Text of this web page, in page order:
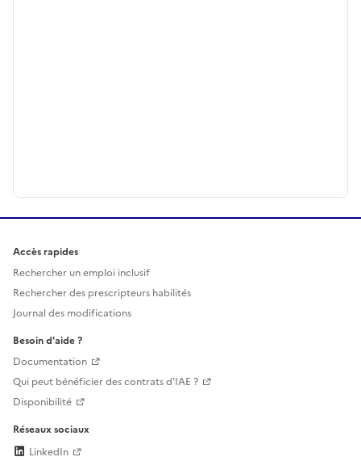
Accès rapides
Rechercher un emploi inclusif
Rechercher des prescripteurs habilités
Journal des modifications
Besoin d'aide ?
Documentation
Qui peut bénéficier des contrats d'IAE ?
Disponibilité
Réseaux sociaux
LinkedIn